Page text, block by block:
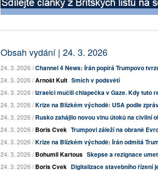
Obsah vydání | 24. 3. 2026
24. 3. 2026 /Channel 4 News: Írán popírá Trumpovo
24. 3. 2026 /Arnošt Kult Smích v podsvětí
24. 3. 2026 /Izraelci mučili chlapečka v Gaze. Kdy tuto
24. 3. 2026 /Krize na Blízkém východě: USA podle
24. 3. 2026 /Rusko zahájilo novou vlnu útoků na civilní
24. 3. 2026 /Boris Cvek Trumpovi záleží na obraně
24. 3. 2026 /Krize na Blízkém východě: Írán odmítá
24. 3. 2026 /Bohumil Kartous Skepse a rezignace
24. 3. 2026 /Boris Cvek Digitalizace stavebního řízení